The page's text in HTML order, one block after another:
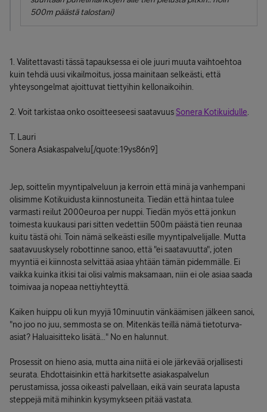
500m päästä talostani)
1. Valitettavasti tässä tapauksessa ei ole juuri muuta vaihtoehtoa
kuin tehdä uusi vikailmoitus, jossa mainitaan selkeästi, että
yhteysongelmat ajoittuvat tiettyihin kellonaikoihin.
2. Voit tarkistaa onko osoitteeseesi saatavuusSonera Kotikuidulle
T. Lauri
Sonera Asiakaspalvelu[/quote:19ys86n9]
Jep, soittelin myyntipalveluun ja kerroin että minä ja vanhempani
olisimme Kotikuidusta kiinnostuneita. Tiedän että hintaa tulee
varmasti reilut 2000euroa per nuppi. Tiedän myös että jonkun
toimesta kuukausi pari sitten vedettiin 500m päästä tien reunaa
kuitu tästä ohi. Toin nämä selkeästi esille myyntipalvelijalle. Mutta
saatavuuskysely robottinne sanoo, että "ei saatavuutta", joten
myyntiä ei kiinnosta selvittää asiaa yhtään tämän pidemmälle. Ei
vaikka kuinka itkisi tai olisi valmis maksamaan, niin ei ole asiaa saada
toimivaa ja nopeaa nettiyhteyttä.
Kaiken huippu oli kun myyjä 10minuutin vänkäämisen jälkeen sanoi,
"no joo no juu, semmosta se on. Mitenkäs teillä nämä tietoturva-
asiat? Haluaisitteko lisätä..." No en halunnut.
Prosessit on hieno asia, mutta aina niitä ei ole järkevää orjallisesti
seurata. Ehdottaisinkin että harkitsette asiakaspalvelun
perustamissa, jossa oikeasti palvellaan, eikä vain seurata lapusta
steppejä mitä mihinkin kysymykseen pitää vastata.